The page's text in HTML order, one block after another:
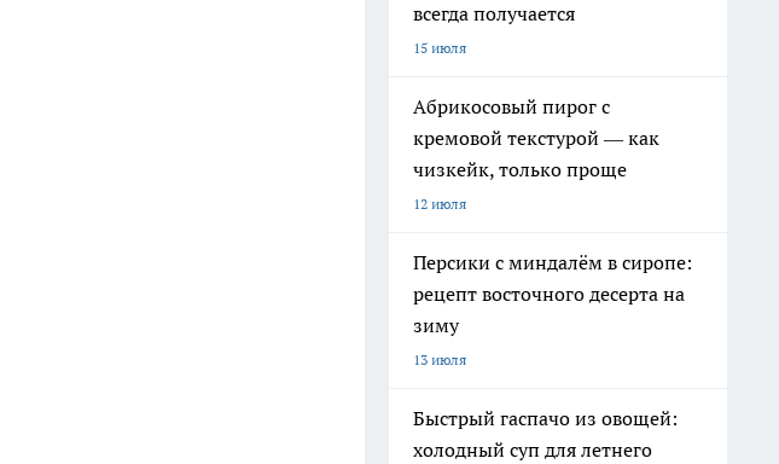
всегда получается
15 июля
Абрикосовый пирог с
кремовой текстурой — как
чизкейк, только проще
12 июля
Персики с миндалём в сиропе:
рецепт восточного десерта на
зиму
13 июля
Быстрый гаспачо из овощей:
холодный суп для летнего